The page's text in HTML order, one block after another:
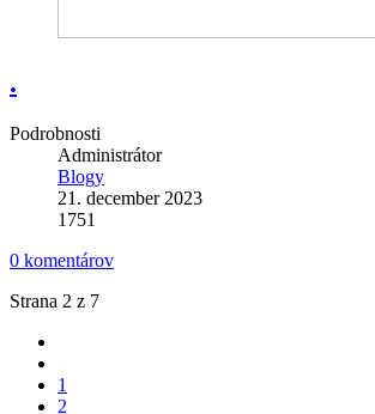
.
Podrobnosti
Administrátor
Blogy
21. december 2023
1751
0 komentárov
Strana 2 z 7
1
2